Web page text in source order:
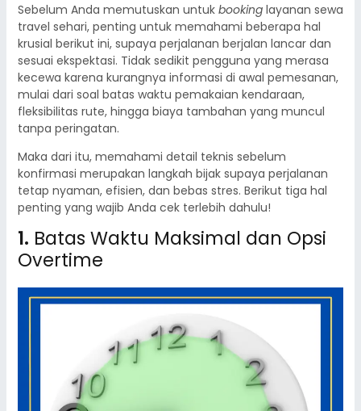
Sebelum Anda memutuskan untuk bookinglayanan sewa
travel sehari, penting untuk memahami beberapa hal
krusial berikut ini, supaya perjalanan berjalan lancar dan
sesuai ekspektasi. Tidak sedikit pengguna yang merasa
kecewa karena kurangnya informasi di awal pemesanan,
mulai dari soal batas waktu pemakaian kendaraan,
fleksibilitas rute, hingga biaya tambahan yang muncul
tanpa peringatan.
Maka dari itu, memahami detail teknis sebelum
konfirmasi merupakan langkah bijak supaya perjalanan
tetap nyaman, efisien, dan bebas stres. Berikut tiga hal
penting yang wajib Anda cek terlebih dahulu!
1. Batas Waktu Maksimal dan Opsi
Overtime